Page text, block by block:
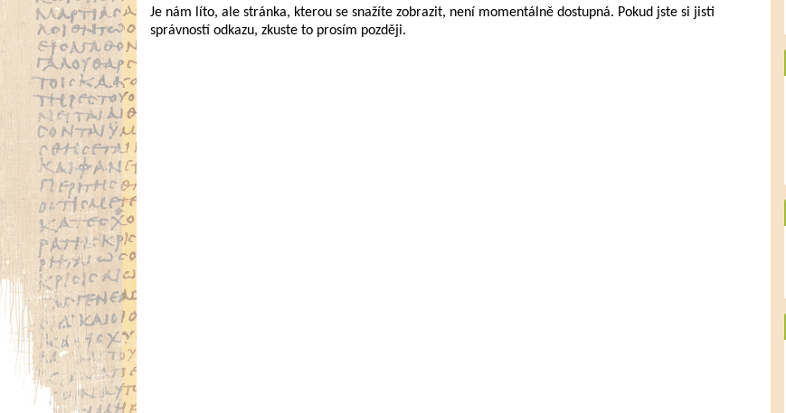
Je nám líto, ale stránka, kterou se snažíte zobrazit, není momentálně dostupná. Pokud jste si jisti
správností odkazu, zkuste to prosím později.